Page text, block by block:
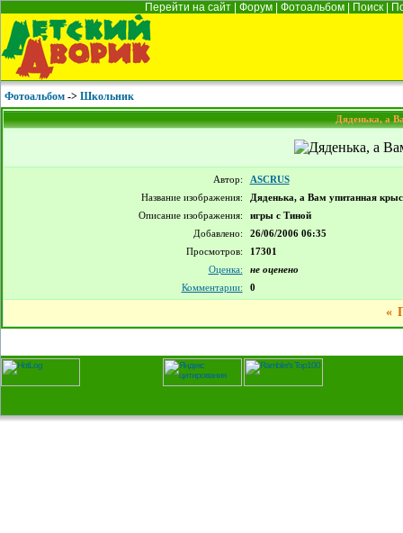
Перейти на сайт Форум Фотоальбом Поиск
Фотоальбом -> Школьник
Дяденька, а
Автор:
ASCRUS
Название изображения:
Дяденька, а Вам упитанная
Описание изображения:
игры с Тиной
Добавлено:
26/06/2006 06:35
Просмотров:
17301
Оценка:
не оценено
Комментарии:
0
«